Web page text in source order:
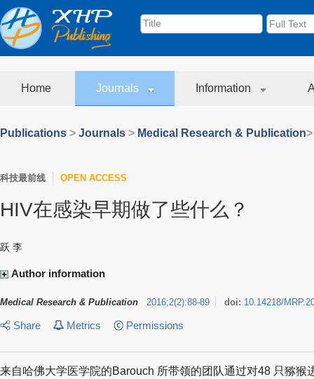
Home Journals Information
Publications > Journals > Medical Research & Publication
科技最前线 OPEN ACCESS
HIV在感染早期做了些什么？
跃 李
Author information
Medical Research & Publication 2016;2(2):88-89 doi: 10.14218/
Share Metrics Permissions
来自哈佛大学医学院的Barouch 所带领的团队通过对48 只猕猴